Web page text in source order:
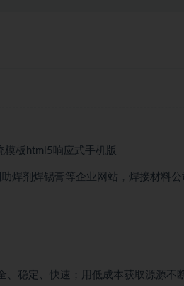
板html5响应式手机版
焊剂焊锡膏等企业网站，焊接材料公
、稳定、快速；用低成本获取源源不